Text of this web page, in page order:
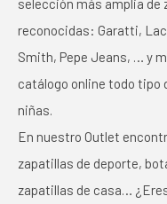
reconocidas: Garatti,
Smith, Pepe Jeans, … y
catálogo online todo tipo
niñas.
En nuestro Outlet
zapatillas de deporte,
zapatillas de casa…